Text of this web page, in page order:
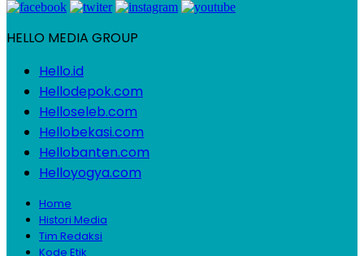
HELLO MEDIA GROUP
Hello.id
Hellodepok.com
Helloseleb.com
Hellobekasi.com
Hellobanten.com
Helloyogya.com
Home
Histori Media
Tim Redaksi
Kode Etik